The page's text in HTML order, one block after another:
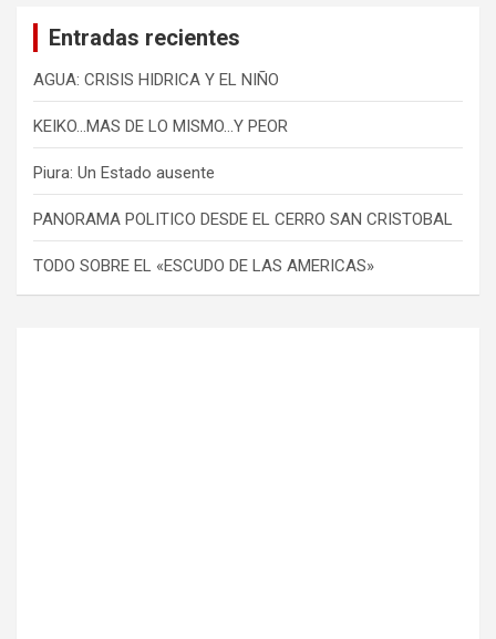
Entradas recientes
AGUA: CRISIS HIDRICA Y EL NIÑO
KEIKO…MAS DE LO MISMO…Y PEOR
Piura: Un Estado ausente
PANORAMA POLITICO DESDE EL CERRO SAN CRISTOBAL
TODO SOBRE EL «ESCUDO DE LAS AMERICAS»